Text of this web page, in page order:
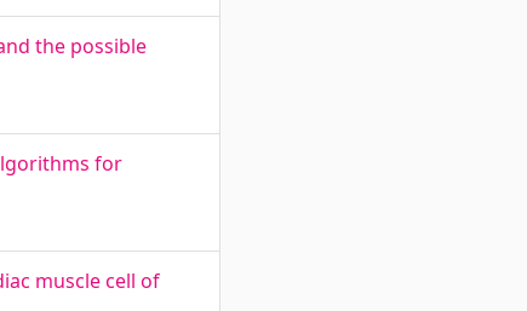
the possible
for
muscle cell of